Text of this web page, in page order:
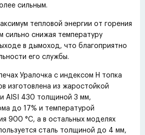
сильным.
тепловой энергии от горения
сильно снижая температуру
в дымоход, что благоприятно
его службы.
Уралочка с индексом Н топка
изготовлена из жаростойкой
AISI 430 толщиной 3 мм,
до 17% и температурой
900 °C, а в остальных моделях
сталь толщиной до 4 мм,